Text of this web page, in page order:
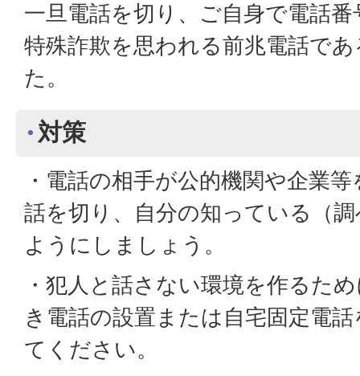
一旦電話を切り、ご自身で電話
特殊詐欺を思われる前兆電話で
た。
対策
・電話の相手が公的機関や企業
話を切り、自分の知っている（
ようにしましょう。
・犯人と話さない環境を作るた
き電話の設置または自宅固定電
てください。